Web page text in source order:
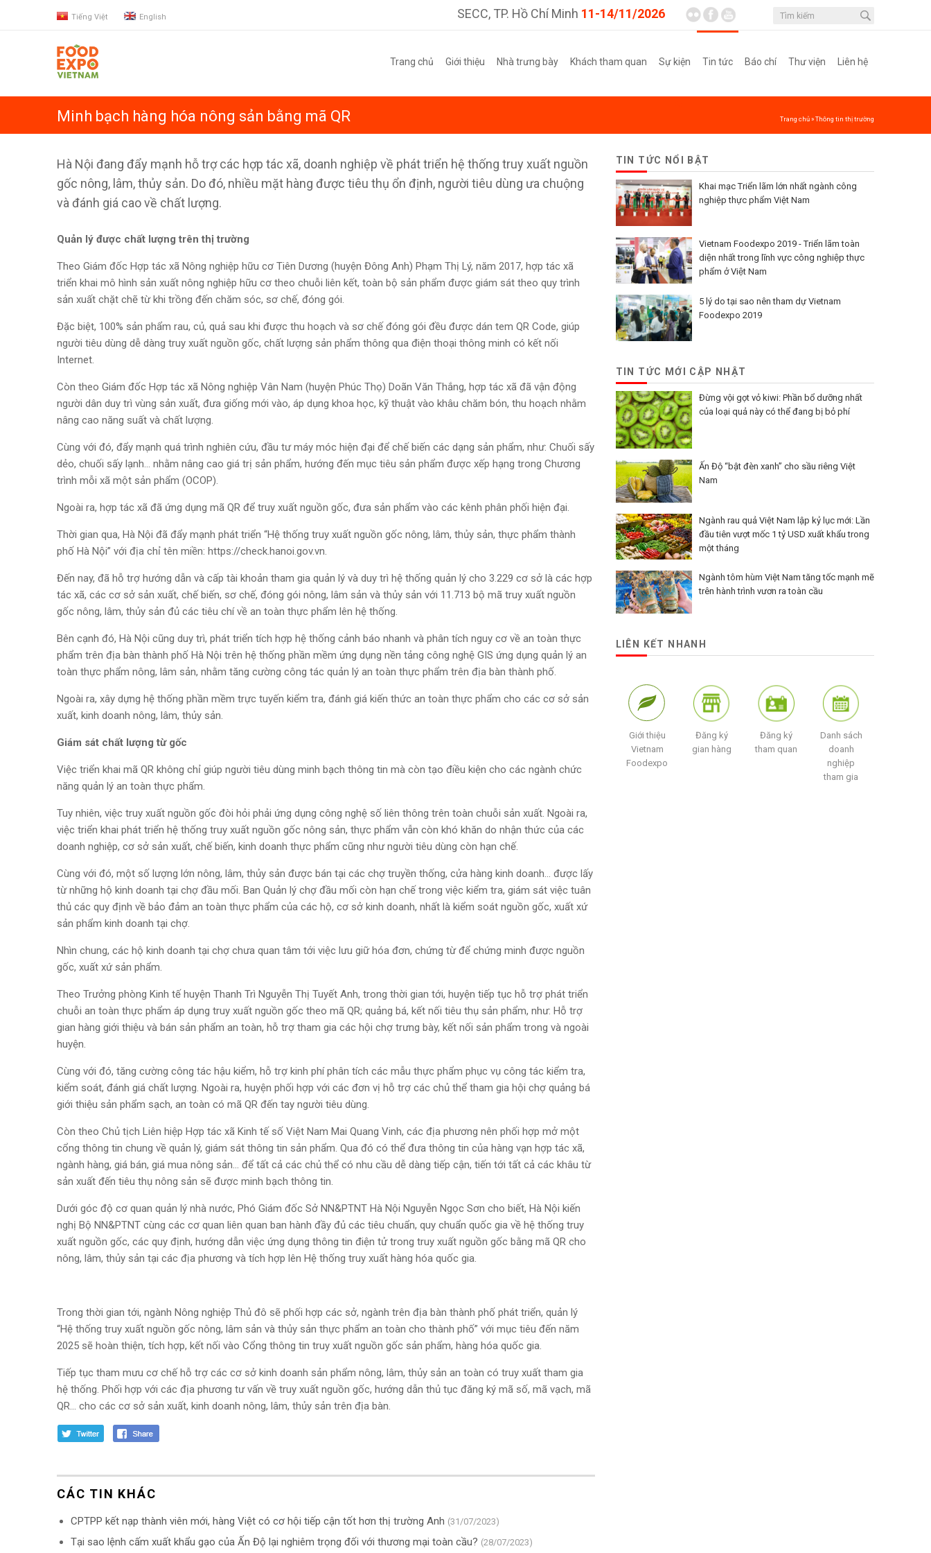
Tiếng Việt English SECC, TP. Hồ Chí Minh 11-14/11/2026
Trang chủ Giới thiệu Nhà trưng bày Khách tham quan Sự kiện Tin tức Báo chí Thư viện Liên hệ
Minh bạch hàng hóa nông sản bằng mã QR Trang chủ»Thông tin thị trường
Hà Nội đang đẩy mạnh hỗ trợ các hợp tác xã, doanh nghiệp về phát triển hệ thống truy xuất nguồn
gốc nông, lâm, thủy sản. Do đó, nhiều mặt hàng được tiêu thụ ổn định, người tiêu dùng ưa chuộng
và đánh giá cao về chất lượng.
Quản lý được chất lượng trên thị trường
Theo Giám đốc Hợp tác xã Nông nghiệp hữu cơ Tiên Dương (huyện Đông Anh) Phạm Thị Lý, năm 2017, hợp tác xã
triển khai mô hình sản xuất nông nghiệp hữu cơ theo chuỗi liên kết, toàn bộ sản phẩm được giám sát theo quy trình
sản xuất chặt chẽ từ khi trồng đến chăm sóc, sơ chế, đóng gói.
Đặc biệt, 100% sản phẩm rau, củ, quả sau khi được thu hoạch và sơ chế đóng gói đều được dán tem QR Code, giúp
người tiêu dùng dễ dàng truy xuất nguồn gốc, chất lượng sản phẩm thông qua điện thoại thông minh có kết nối
Internet.
Còn theo Giám đốc Hợp tác xã Nông nghiệp Vân Nam (huyện Phúc Thọ) Doãn Văn Thắng, hợp tác xã đã vận động
người dân duy trì vùng sản xuất, đưa giống mới vào, áp dụng khoa học, kỹ thuật vào khâu chăm bón, thu hoạch nhằm
nâng cao năng suất và chất lượng.
Cùng với đó, đẩy mạnh quá trình nghiên cứu, đầu tư máy móc hiện đại để chế biến các dạng sản phẩm, như: Chuối sấy
dẻo, chuối sấy lạnh… nhằm nâng cao giá trị sản phẩm, hướng đến mục tiêu sản phẩm được xếp hạng trong Chương
trình mỗi xã một sản phẩm (OCOP).
Ngoài ra, hợp tác xã đã ứng dụng mã QR để truy xuất nguồn gốc, đưa sản phẩm vào các kênh phân phối hiện đại.
Thời gian qua, Hà Nội đã đẩy mạnh phát triển “Hệ thống truy xuất nguồn gốc nông, lâm, thủy sản, thực phẩm thành
phố Hà Nội” với địa chỉ tên miền: https://check.hanoi.gov.vn.
Đến nay, đã hỗ trợ hướng dẫn và cấp tài khoản tham gia quản lý và duy trì hệ thống quản lý cho 3.229 cơ sở là các hợp
tác xã, các cơ sở sản xuất, chế biến, sơ chế, đóng gói nông, lâm sản và thủy sản với 11.713 bộ mã truy xuất nguồn
gốc nông, lâm, thủy sản đủ các tiêu chí về an toàn thực phẩm lên hệ thống.
Bên cạnh đó, Hà Nội cũng duy trì, phát triển tích hợp hệ thống cảnh báo nhanh và phân tích nguy cơ về an toàn thực
phẩm trên địa bàn thành phố Hà Nội trên hệ thống phần mềm ứng dụng nền tảng công nghệ GIS ứng dụng quản lý an
toàn thực phẩm nông, lâm sản, nhằm tăng cường công tác quản lý an toàn thực phẩm trên địa bàn thành phố.
Ngoài ra, xây dựng hệ thống phần mềm trực tuyến kiểm tra, đánh giá kiến thức an toàn thực phẩm cho các cơ sở sản
xuất, kinh doanh nông, lâm, thủy sản.
Giám sát chất lượng từ gốc
Việc triển khai mã QR không chỉ giúp người tiêu dùng minh bạch thông tin mà còn tạo điều kiện cho các ngành chức
năng quản lý an toàn thực phẩm.
Tuy nhiên, việc truy xuất nguồn gốc đòi hỏi phải ứng dụng công nghệ số liên thông trên toàn chuỗi sản xuất. Ngoài ra,
việc triển khai phát triển hệ thống truy xuất nguồn gốc nông sản, thực phẩm vẫn còn khó khăn do nhận thức của các
doanh nghiệp, cơ sở sản xuất, chế biến, kinh doanh thực phẩm cũng như người tiêu dùng còn hạn chế.
Cùng với đó, một số lượng lớn nông, lâm, thủy sản được bán tại các chợ truyền thống, cửa hàng kinh doanh... được lấy
từ những hộ kinh doanh tại chợ đầu mối. Ban Quản lý chợ đầu mối còn hạn chế trong việc kiểm tra, giám sát việc tuân
thủ các quy định về bảo đảm an toàn thực phẩm của các hộ, cơ sở kinh doanh, nhất là kiểm soát nguồn gốc, xuất xứ
sản phẩm kinh doanh tại chợ.
Nhìn chung, các hộ kinh doanh tại chợ chưa quan tâm tới việc lưu giữ hóa đơn, chứng từ để chứng minh được nguồn
gốc, xuất xứ sản phẩm.
Theo Trưởng phòng Kinh tế huyện Thanh Trì Nguyễn Thị Tuyết Anh, trong thời gian tới, huyện tiếp tục hỗ trợ phát triển
chuỗi an toàn thực phẩm áp dụng truy xuất nguồn gốc theo mã QR; quảng bá, kết nối tiêu thụ sản phẩm, như: Hỗ trợ
gian hàng giới thiệu và bán sản phẩm an toàn, hỗ trợ tham gia các hội chợ trưng bày, kết nối sản phẩm trong và ngoài
huyện.
Cùng với đó, tăng cường công tác hậu kiểm, hỗ trợ kinh phí phân tích các mẫu thực phẩm phục vụ công tác kiểm tra,
kiểm soát, đánh giá chất lượng. Ngoài ra, huyện phối hợp với các đơn vị hỗ trợ các chủ thể tham gia hội chợ quảng bá
giới thiệu sản phẩm sạch, an toàn có mã QR đến tay người tiêu dùng.
Còn theo Chủ tịch Liên hiệp Hợp tác xã Kinh tế số Việt Nam Mai Quang Vinh, các địa phương nên phối hợp mở một
cổng thông tin chung về quản lý, giám sát thông tin sản phẩm. Qua đó có thể đưa thông tin của hàng vạn hợp tác xã,
ngành hàng, giá bán, giá mua nông sản… để tất cả các chủ thể có nhu cầu dễ dàng tiếp cận, tiến tới tất cả các khâu từ
sản xuất đến tiêu thụ nông sản sẽ được minh bạch thông tin.
Dưới góc độ cơ quan quản lý nhà nước, Phó Giám đốc Sở NN&PTNT Hà Nội Nguyễn Ngọc Sơn cho biết, Hà Nội kiến
nghị Bộ NN&PTNT cùng các cơ quan liên quan ban hành đầy đủ các tiêu chuẩn, quy chuẩn quốc gia về hệ thống truy
xuất nguồn gốc, các quy định, hướng dẫn việc ứng dụng thông tin điện tử trong truy xuất nguồn gốc bằng mã QR cho
nông, lâm, thủy sản tại các địa phương và tích hợp lên Hệ thống truy xuất hàng hóa quốc gia.
Trong thời gian tới, ngành Nông nghiệp Thủ đô sẽ phối hợp các sở, ngành trên địa bàn thành phố phát triển, quản lý
“Hệ thống truy xuất nguồn gốc nông, lâm sản và thủy sản thực phẩm an toàn cho thành phố” với mục tiêu đến năm
2025 sẽ hoàn thiện, tích hợp, kết nối vào Cổng thông tin truy xuất nguồn gốc sản phẩm, hàng hóa quốc gia.
Tiếp tục tham mưu cơ chế hỗ trợ các cơ sở kinh doanh sản phẩm nông, lâm, thủy sản an toàn có truy xuất tham gia
hệ thống. Phối hợp với các địa phương tư vấn về truy xuất nguồn gốc, hướng dẫn thủ tục đăng ký mã số, mã vạch, mã
QR... cho các cơ sở sản xuất, kinh doanh nông, lâm, thủy sản trên địa bàn.
CÁC TIN KHÁC
CPTPP kết nạp thành viên mới, hàng Việt có cơ hội tiếp cận tốt hơn thị trường Anh (31/07/2023)
Tại sao lệnh cấm xuất khẩu gạo của Ấn Độ lại nghiêm trọng đối với thương mại toàn cầu? (28/07/2023)
TIN TỨC NỔI BẬT
Khai mạc Triển lãm lớn nhất ngành công
nghiệp thực phẩm Việt Nam
Vietnam Foodexpo 2019 - Triển lãm toàn
diện nhất trong lĩnh vực công nghiệp thực
phẩm ở Việt Nam
5 lý do tại sao nên tham dự Vietnam
Foodexpo 2019
TIN TỨC MỚI CẬP NHẬT
Đừng vội gọt vỏ kiwi: Phần bổ dưỡng nhất
của loại quả này có thể đang bị bỏ phí
Ấn Độ “bật đèn xanh” cho sầu riêng Việt
Nam
Ngành rau quả Việt Nam lập kỷ lục mới: Lần
đầu tiên vượt mốc 1 tỷ USD xuất khẩu trong
một tháng
Ngành tôm hùm Việt Nam tăng tốc mạnh mẽ
trên hành trình vươn ra toàn cầu
LIÊN KẾT NHANH
Giới thiệu
Vietnam
Foodexpo
Đăng ký
gian hàng
Đăng ký
tham quan
Danh sách
doanh
nghiệp
tham gia